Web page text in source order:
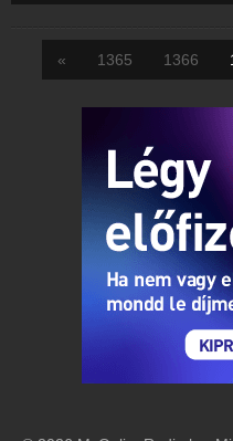
« 1365 1366